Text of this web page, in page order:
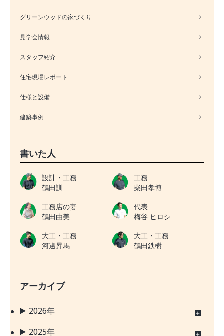
グリーンウッドの家づくり
見学会情報
スタッフ紹介
住宅現場レポート
仕様と設備
建築事例
書いた人
設計・工務
鶴田訓
工務
柴田孝博
工務店の妻
鶴田由美
代表
梅谷 ヒロシ
大工・工務
河邊昇馬
大工・工務
鶴田鉄樹
アーカイブ
2026年
2025年